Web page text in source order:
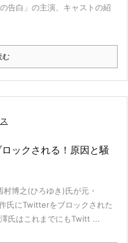
告白」の主演、キャストの紹
む
ックされる！原因と騒
博之(ひろゆき)氏が元・
氏にTwitterをブロックされた
氏はこれまでにもTwitt ...